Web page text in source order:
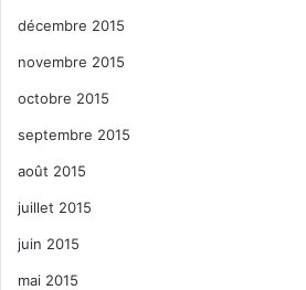
décembre 2015
novembre 2015
octobre 2015
septembre 2015
août 2015
juillet 2015
juin 2015
mai 2015